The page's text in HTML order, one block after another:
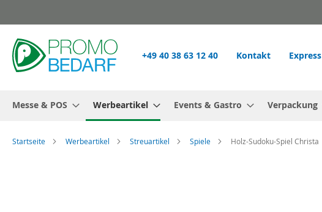
Inhalt
springen
+49 40 38 63 12 40 Kontakt Express
Messe & POS Werbeartikel Events & Gastro Verpackung
Startseite Werbeartikel Streuartikel Spiele Holz-Sudoku-Spiel Christa